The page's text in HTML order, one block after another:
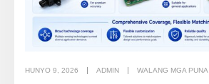
HUNYO 9, 2026 ADMIN WALANG MGA PUNA